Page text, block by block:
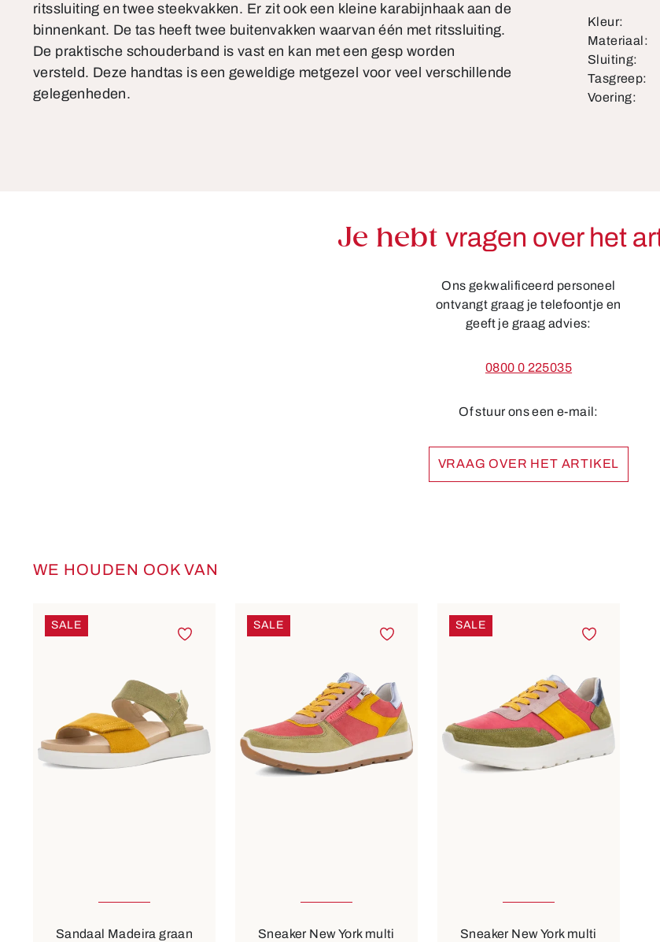
ritssluiting en twee steekvakken. Er zit ook een kleine karabijnhaak aan de
binnenkant. De tas heeft twee buitenvakken waarvan één met ritssluiting.
De praktische schouderband is vast en kan met een gesp worden
versteld. Deze handtas is een geweldige metgezel voor veel verschillende
gelegenheden.
Kleur:
Materiaal:
Sluiting:
Tasgreep:
Voering:
Je hebt vragen over het
Ons gekwalificeerd personeel
ontvangt graag je telefoontje en
geeft je graag advies:
0800 0 225035
Of stuur ons een e-mail:
VRAAG OVER HET ARTIKEL
Productgalerij overslaan
WE HOUDEN OOK VAN
SALE
grijsbruin
Sandaal Madeira graan
SALE
13 Kleuren
Sneaker New York multi
SALE
9 Kleuren
Sneaker New York multi